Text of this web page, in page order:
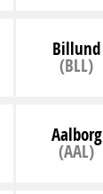
Billund
(BLL)
Aalborg
(AAL)